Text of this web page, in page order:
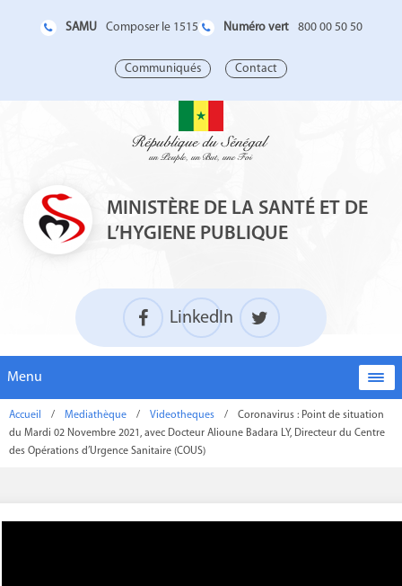
SAMU Composer le 1515 Numéro vert 800 00 50 50
Communiqués Contact
MINISTÈRE DE LA SANTÉ ET DE
L’HYGIENE PUBLIQUE
LinkedIn
Menu
Accueil / Mediathèque / Videotheques /
Coronavirus : Point de situation
du Mardi 02 Novembre 2021, avec Docteur Alioune Badara LY, Directeur du Centre
des Opérations d’Urgence Sanitaire (COUS)